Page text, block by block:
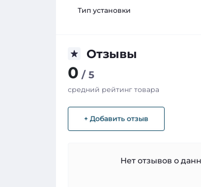
Тип установки
Отзывы
0 / 5
средний рейтинг товара
+ Добавить отзыв
Нет отзывов о